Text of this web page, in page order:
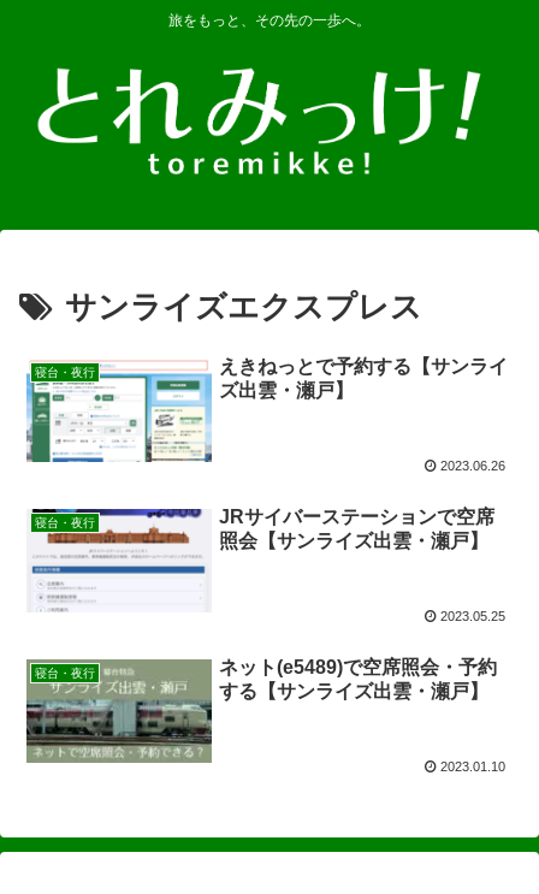
旅をもっと、その先の一歩へ。
サンライズエクスプレス
寝台・夜行
えきねっとで予約する【サンライ
ズ出雲・瀬戸】
2023.06.26
寝台・夜行
JRサイバーステーションで空席
照会【サンライズ出雲・瀬戸】
2023.05.25
寝台・夜行
ネット(e5489)で空席照会・予約
する【サンライズ出雲・瀬戸】
2023.01.10